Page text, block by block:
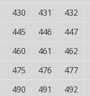
430 431 432
445 446 447
460 461 462
475 476 477
490 491 492